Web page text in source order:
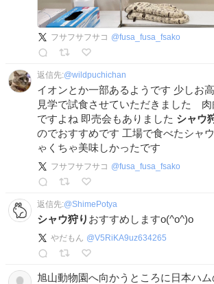
フサフサフサコ @fusa_fusa_fsako
返信先:@wildpuchichan
イオンとか一部あるようです 少しお
見学で試食させていただきました 肉
ですよね 即売会もありました シャウ
のでおすすめです 工場で食べたシャ
ゃくちゃ美味しかったです
フサフサフサコ @fusa_fusa_fsako
返信先:@ShimePotya
シャウ狩り おすすめしますo(^o^)o
やだもん @V5RiKA9uz634265
旭山動物園へ向かうところに日本ハ